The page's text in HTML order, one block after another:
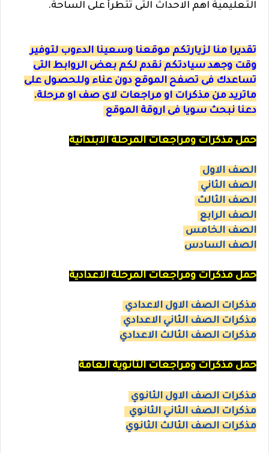
التعليمية اهم الاحداث التى تتطرأ على الساحة.
تقديرا منا لزيارتكم موقعنا وسعينا الدءوب لتوفير
وقت وجهد سيادتكم نقدم لكم بعض الروابط التى
تساعدك فى تصفح الموقع دون عناء وللحصول على
ماتريد من مذكرات او مراجعات لاى صف او مرحلة.
دعنا نبحث سويا فى اروقة الموقع
حمل مذكرات ومراجعات المرحلة الابتدائية
الصف الاول
الصف الثاني
الصف الثالث
الصف الرابع
الصف الخامس
الصف السادس
حمل مذكرات ومراجعات المرحلة الاعدادية
مذكرات الصف الاول الاعدادي
مذكرات الصف الثاني الاعدادي
مذكرات الصف الثالث الاعدادي
حمل مذكرات ومراجعات الثانوية العامة
مذكرات الصف الاول الثانوي
مذكرات الصف الثاني الثانوي
مذكرات الصف الثالث الثانوي